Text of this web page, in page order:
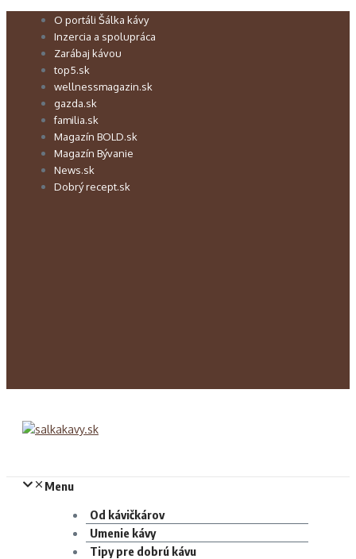
Preskočiť O portáli Šálka kávy
Inzercia a spolupráca
Zarábaj kávou
top5.sk
wellnessmagazin.sk
gazda.sk
familia.sk
Magazín BOLD.sk
Magazín Bývanie
News.sk
Dobrý recept.sk
Menu
Od kávičkárov
Umenie kávy
Tipy pre dobrú kávu